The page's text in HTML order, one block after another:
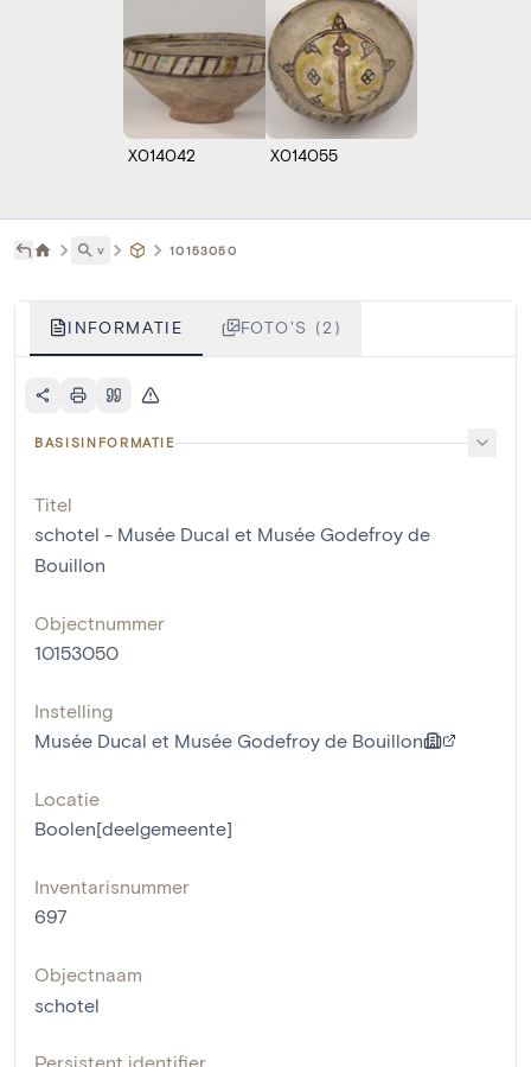
X014042 X014055
˅ 10153050
INFORMATIE FOTO'S (2)
BASISINFORMATIE
Titel
schotel - Musée Ducal et Musée Godefroy de
Bouillon
Objectnummer
10153050
Instelling
Musée Ducal et Musée Godefroy de Bouillon
Locatie
Boolen[deelgemeente]
Inventarisnummer
697
Objectnaam
schotel
Persistent identifier